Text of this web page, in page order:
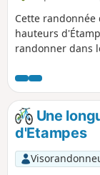
Cette
hauteurs
randonner dans
randonnée en
et d'en profiter
Une
d'Etampes